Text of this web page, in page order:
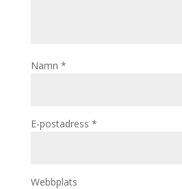
Namn *
E-postadress *
Webbplats